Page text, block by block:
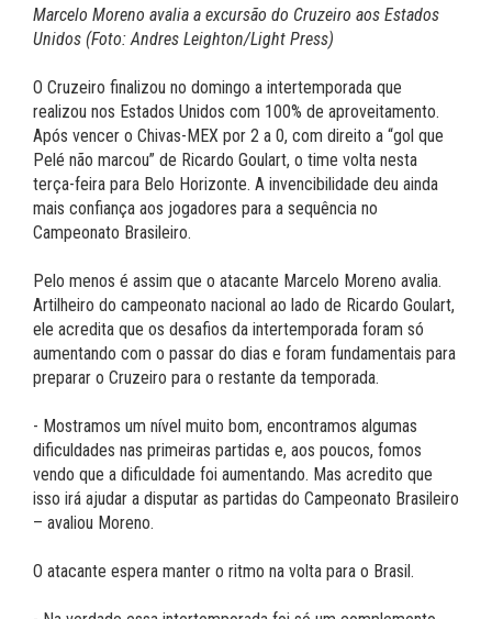
Marcelo Moreno avalia a excursão do Cruzeiro aos Estados
Unidos (Foto: Andres Leighton/Light Press)
O Cruzeiro finalizou no domingo a intertemporada que
realizou nos Estados Unidos com 100% de aproveitamento.
Após vencer o Chivas-MEX por 2 a 0, com direito a “gol que
Pelé não marcou” de Ricardo Goulart, o time volta nesta
terça-feira para Belo Horizonte. A invencibilidade deu ainda
mais confiança aos jogadores para a sequência no
Campeonato Brasileiro.
Pelo menos é assim que o atacante Marcelo Moreno avalia.
Artilheiro do campeonato nacional ao lado de Ricardo Goulart,
ele acredita que os desafios da intertemporada foram só
aumentando com o passar do dias e foram fundamentais para
preparar o Cruzeiro para o restante da temporada.
- Mostramos um nível muito bom, encontramos algumas
dificuldades nas primeiras partidas e, aos poucos, fomos
vendo que a dificuldade foi aumentando. Mas acredito que
isso irá ajudar a disputar as partidas do Campeonato Brasileiro
– avaliou Moreno.
O atacante espera manter o ritmo na volta para o Brasil.